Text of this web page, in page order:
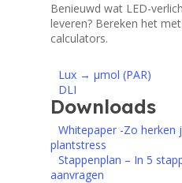
Benieuwd wat LED-
leveren? Bereken het
calculators.
Lux → μmol (PAR)
DLI
Downloads
Whitepaper -Zo herken
plantstress
Stappenplan – In 5
aanvragen